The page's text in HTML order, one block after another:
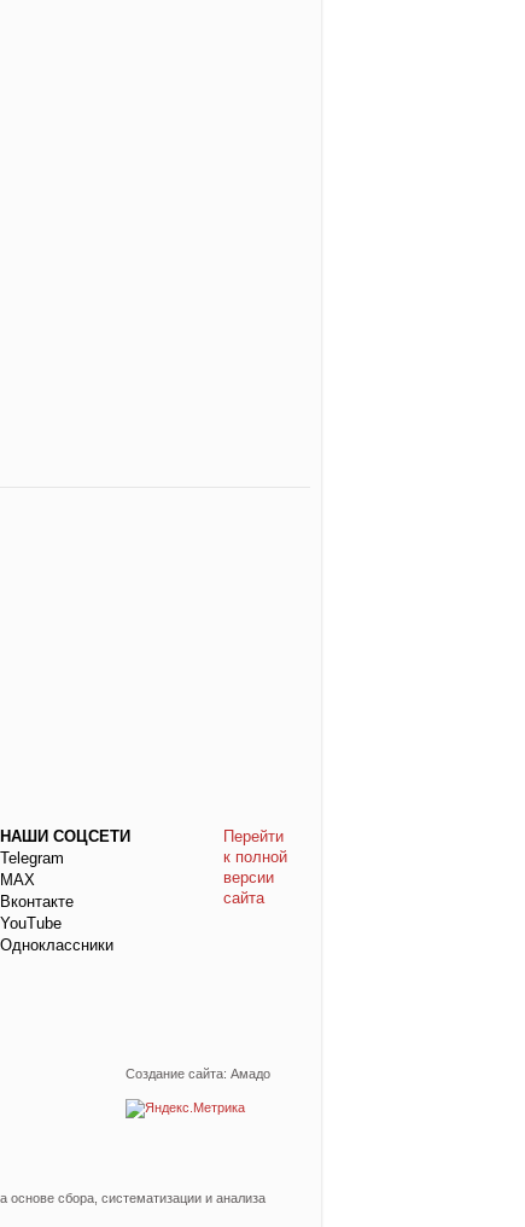
НАШИ СОЦСЕТИ
Telegram
МАХ
Вконтакте
YouTube
Одноклассники
Перейти
к полной
версии
сайта
Создание сайта: Амадо
сбора, систематизации и анализа